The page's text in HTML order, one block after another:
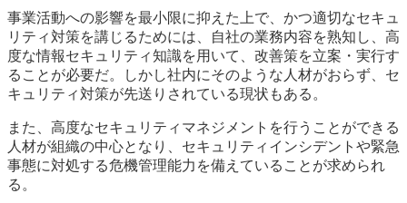
事業活動への影響を最小限に抑えた上で、かつ適切なセキュ
リティ対策を講じるためには、自社の業務内容を熟知し、高
度な情報セキュリティ知識を用いて、改善策を立案・実行す
ることが必要だ。しかし社内にそのような人材がおらず、セ
キュリティ対策が先送りされている現状もある。
また、高度なセキュリティマネジメントを行うことができる
人材が組織の中心となり、セキュリティインシデントや緊急
事態に対処する危機管理能力を備えていることが求められ
る。